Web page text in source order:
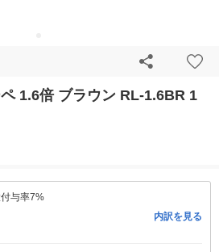
1.6倍 ブラウン RL-1.6BR 1
与率7%
内訳を見る